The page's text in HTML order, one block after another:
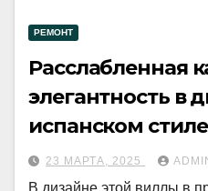
РЕМОНТ
Расслабленная
элегантность в
испанском стиле
23 МАРТА, 2025
В дизайне этой виллы в